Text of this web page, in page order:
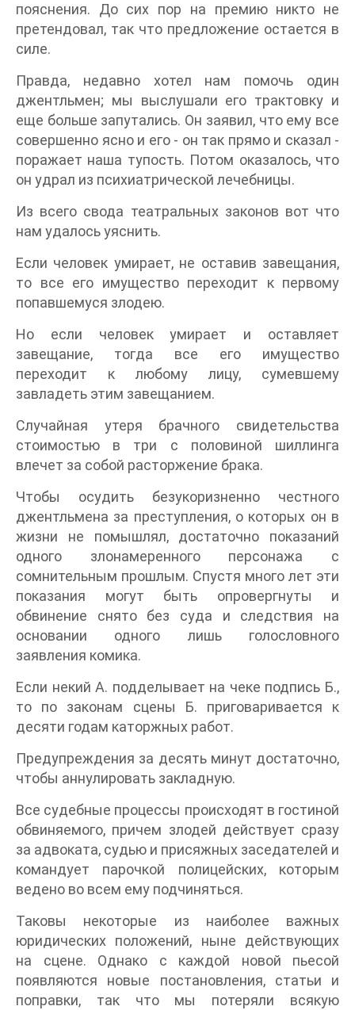
пояснения. До сих пор на премию никто не
претендовал, так что предложение остается в
силе.
Правда, недавно хотел нам помочь один
джентльмен; мы выслушали его трактовку и
еще больше запутались. Он заявил, что ему все
совершенно ясно и его - он так прямо и сказал -
поражает наша тупость. Потом оказалось, что
он удрал из психиатрической лечебницы.
Из всего свода театральных законов вот что
нам удалось уяснить.
Если человек умирает, не оставив завещания,
то все его имущество переходит к первому
попавшемуся злодею.
Но если человек умирает и оставляет
завещание, тогда все его имущество
переходит к любому лицу, сумевшему
завладеть этим завещанием.
Случайная утеря брачного свидетельства
стоимостью в три с половиной шиллинга
влечет за собой расторжение брака.
Чтобы осудить безукоризненно честного
джентльмена за преступления, о которых он в
жизни не помышлял, достаточно показаний
одного злонамеренного персонажа с
сомнительным прошлым. Спустя много лет эти
показания могут быть опровергнуты и
обвинение снято без суда и следствия на
основании одного лишь голословного
заявления комика.
Если некий А. подделывает на чеке подпись Б.,
то по законам сцены Б. приговаривается к
десяти годам каторжных работ.
Предупреждения за десять минут достаточно,
чтобы аннулировать закладную.
Все судебные процессы происходят в гостиной
обвиняемого, причем злодей действует сразу
за адвоката, судью и присяжных заседателей и
командует парочкой полицейских, которым
ведено во всем ему подчиняться.
Таковы некоторые из наиболее важных
юридических положений, ныне действующих
на сцене. Однако с каждой новой пьесой
появляются новые постановления, статьи и
поправки, так что мы потеряли всякую